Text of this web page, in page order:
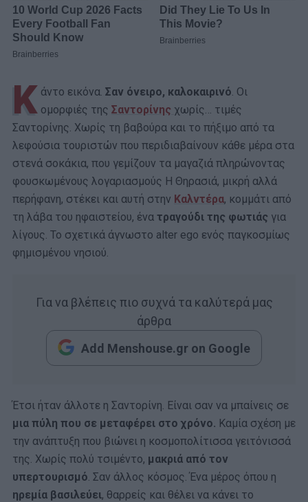
Κ άντο εικόνα. Σαν όνειρο, καλοκαιρινό. Οι
ομορφιές της Σαντορίνης χωρίς… τιμές
Σαντορίνης. Χωρίς τη βαβούρα και το πήξιμο από τα
λεφούσια τουριστών που περιδιαβαίνουν κάθε μέρα στα
στενά σοκάκια, που γεμίζουν τα μαγαζιά πληρώνοντας
φουσκωμένους λογαριασμούς Η Θηρασιά, μικρή αλλά
περήφανη, στέκει και αυτή στην Καλντέρα, κομμάτι από
τη λάβα του ηφαιστείου, ένα τραγούδι της φωτιάς για
λίγους. Το σχετικά άγνωστο alter ego ενός παγκοσμίως
φημισμένου νησιού.
Για να βλέπεις πιο συχνά τα καλύτερά μας
άρθρα
Add Menshouse.gr on Google
Έτσι ήταν άλλοτε η Σαντορίνη. Είναι σαν να μπαίνεις σε
μια πύλη που σε μεταφέρει στο χρόνο. Καμία σχέση με
την ανάπτυξη που βιώνει η κοσμοπολίτισσα γειτόνισσά
της. Χωρίς πολύ τσιμέντο, μακριά από τον
υπερτουρισμό. Σαν άλλος κόσμος. Ένα μέρος όπου η
ηρεμία βασιλεύει, θαρρείς και θέλει να κάνει το